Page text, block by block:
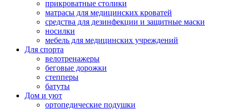
прикроватные столики
матрасы для медицинских кроватей
средства для дезинфекции и защитные маски
носилки
мебель для медицинских учреждений
Для спорта
велотренажеры
беговые дорожки
степперы
батуты
Дом и уют
ортопедические подушки